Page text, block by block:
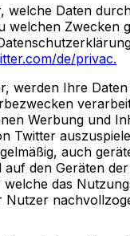
welche Daten
welchen Zwecken
de/privac.
werden Ihre
Werbung und
Twitter
auch
auf den Geräten
das
Nutzer